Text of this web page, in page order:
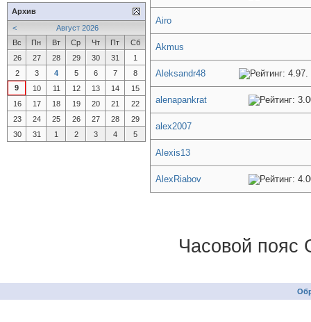
Airo
Akmus
Aleksandr48
alenapankrat
alex2007
Alexis13
AlexRiabov
Архив
<
Август 2026
Вс
Пн Вт Ср Чт Пт
Сб
26
27 28 29 30 31
1
2
3 4 5 6 7
8
9
10 11 12 13 14
15
16
17 18 19 20 21
22
23
24 25 26 27 28
29
30
31 1 2 3 4 5
Часовой пояс